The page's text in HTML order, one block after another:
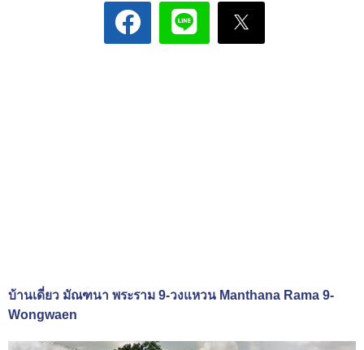
บ้านเดี่ยว มัณฑนา พระราม 9-วงแหวน Manthana Rama 9-
Wongwaen